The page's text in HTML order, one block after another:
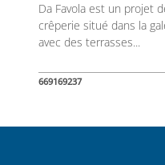
Da Favola est un projet
crêperie situé dans la
avec des terrasses...
669169237